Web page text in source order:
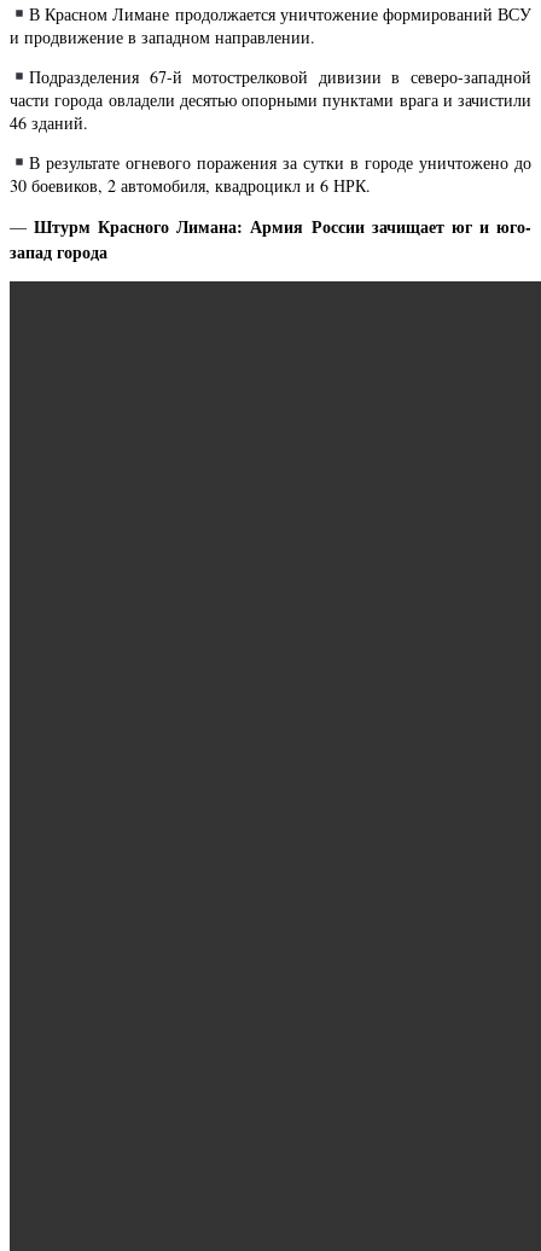
В Красном Лимане продолжается уничтожение формирований ВСУ
и продвижение в западном направлении.
Подразделения 67-й мотострелковой дивизии в северо-западной
части города овладели десятью опорными пунктами врага и зачистили
46 зданий.
В результате огневого поражения за сутки в городе уничтожено до
30 боевиков, 2 автомобиля, квадроцикл и 6 НРК.
—Штурм Красного Лимана: Армия России зачищает юг и юго-
запад города